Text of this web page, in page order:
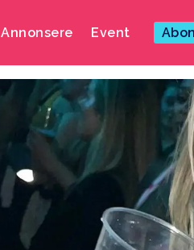
Annonsere Event